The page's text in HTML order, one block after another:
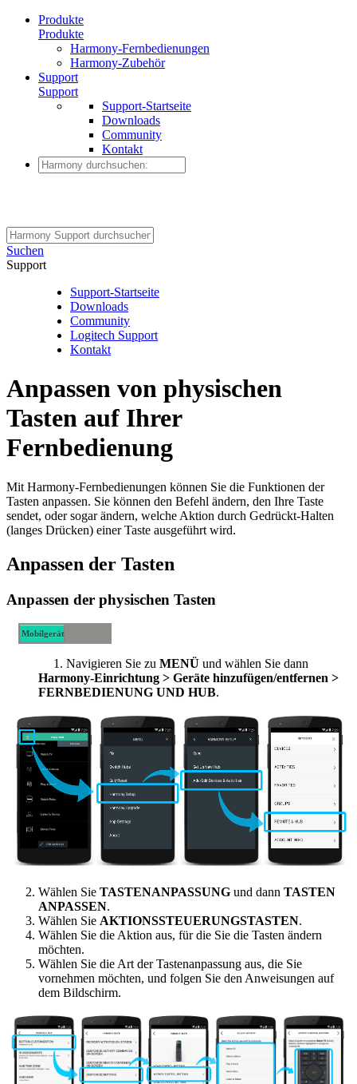
Produkte
Produkte
Harmony-Fernbedienungen
Harmony-Zubehör
Support
Support
Support-Startseite
Downloads
Community
Kontakt
Suchen
Support
Support-Startseite
Downloads
Community
Logitech Support
Kontakt
Anpassen von physischen
Tasten auf Ihrer
Fernbedienung
Mit Harmony-Fernbedienungen können Sie die Funktionen der
Tasten anpassen. Sie können den Befehl ändern, den Ihre Taste
sendet, oder sogar ändern, welche Aktion durch Gedrückt-Halten
(langes Drücken) einer Taste ausgeführt wird.
Anpassen der Tasten
Anpassen der physischen Tasten
Mobilgerät
Navigieren Sie zu MENÜ und wählen Sie dann
Harmony-Einrichtung > Geräte hinzufügen/entfernen >
FERNBEDIENUNG UND HUB.
Wählen Sie TASTENANPASSUNG und dann TASTEN
ANPASSEN.
Wählen Sie AKTIONSSTEUERUNGSTASTEN.
Wählen Sie die Aktion aus, für die Sie die Tasten ändern
möchten.
Wählen Sie die Art der Tastenanpassung aus, die Sie
vornehmen möchten, und folgen Sie den Anweisungen auf
dem Bildschirm.